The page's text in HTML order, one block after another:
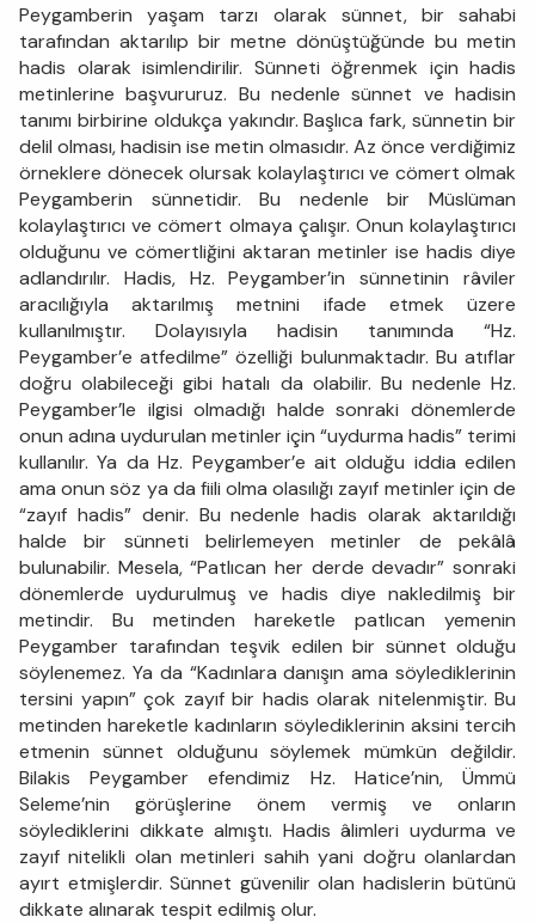
Peygamberin yaşam tarzı olarak sünnet, bir sahabi
tarafından aktarılıp bir metne dönüştüğünde bu metin
hadis olarak isimlendirilir. Sünneti öğrenmek için hadis
metinlerine başvururuz. Bu nedenle sünnet ve hadisin
tanımı birbirine oldukça yakındır. Başlıca fark, sünnetin bir
delil olması, hadisin ise metin olmasıdır. Az önce verdiğimiz
örneklere dönecek olursak kolaylaştırıcı ve cömert olmak
Peygamberin sünnetidir. Bu nedenle bir Müslüman
kolaylaştırıcı ve cömert olmaya çalışır. Onun kolaylaştırıcı
olduğunu ve cömertliğini aktaran metinler ise hadis diye
adlandırılır. Hadis, Hz. Peygamber’in sünnetinin râviler
aracılığıyla aktarılmış metnini ifade etmek üzere
kullanılmıştır. Dolayısıyla hadisin tanımında “Hz.
Peygamber’e atfedilme” özelliği bulunmaktadır. Bu atıflar
doğru olabileceği gibi hatalı da olabilir. Bu nedenle Hz.
Peygamber’le ilgisi olmadığı halde sonraki dönemlerde
onun adına uydurulan metinler için “uydurma hadis” terimi
kullanılır. Ya da Hz. Peygamber’e ait olduğu iddia edilen
ama onun söz ya da fiili olma olasılığı zayıf metinler için de
“zayıf hadis” denir. Bu nedenle hadis olarak aktarıldığı
halde bir sünneti belirlemeyen metinler de pekâlâ
bulunabilir. Mesela, “Patlıcan her derde devadır” sonraki
dönemlerde uydurulmuş ve hadis diye nakledilmiş bir
metindir. Bu metinden hareketle patlıcan yemenin
Peygamber tarafından teşvik edilen bir sünnet olduğu
söylenemez. Ya da “Kadınlara danışın ama söylediklerinin
tersini yapın” çok zayıf bir hadis olarak nitelenmiştir. Bu
metinden hareketle kadınların söylediklerinin aksini tercih
etmenin sünnet olduğunu söylemek mümkün değildir.
Bilakis Peygamber efendimiz Hz. Hatice’nin, Ümmü
Seleme’nin görüşlerine önem vermiş ve onların
söylediklerini dikkate almıştı. Hadis âlimleri uydurma ve
zayıf nitelikli olan metinleri sahih yani doğru olanlardan
ayırt etmişlerdir. Sünnet güvenilir olan hadislerin bütünü
dikkate alınarak tespit edilmiş olur.